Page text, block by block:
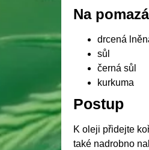
Na
drcená
sůl
černá sůl
kurkuma
Postup
K oleji přidejte
také nadrobno